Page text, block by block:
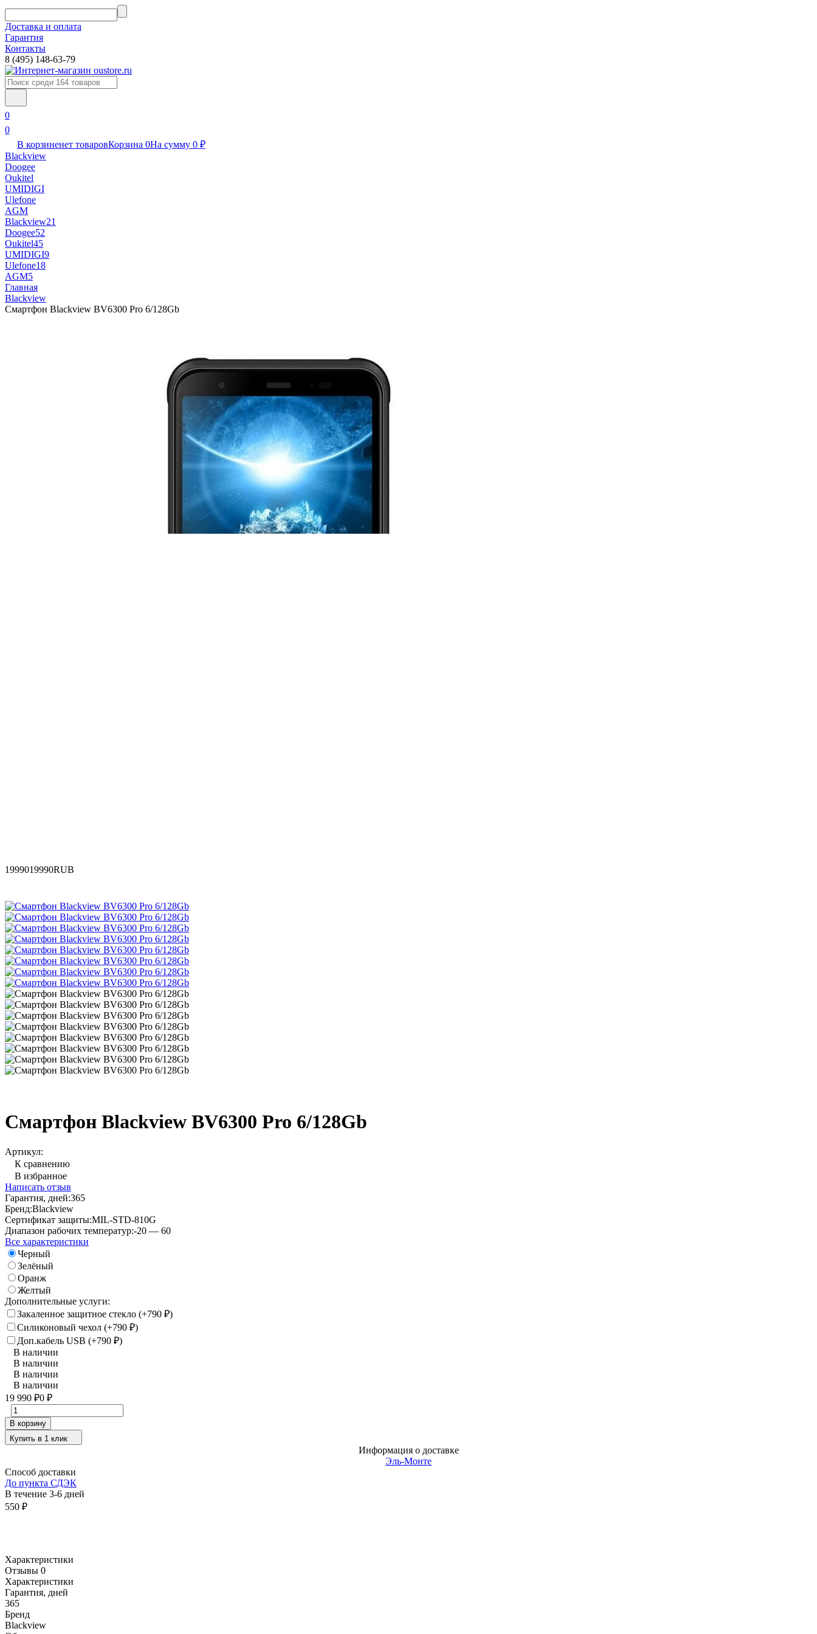
Доставка и оплата
Гарантия
Контакты​
8 (495) 148-63-79
0
0
В корзиненет товаровКорзина 0На сумму 0 ₽
Blackview
Doogee
Oukitel
UMIDIGI
Ulefone
AGM
Blackview21
Doogee52
Oukitel45
UMIDIGI9
Ulefone18
AGM5
Главная
Blackview
Смартфон Blackview BV6300 Pro 6/128Gb
1999019990RUB
Смартфон Blackview BV6300 Pro 6/128Gb
Артикул:
К сравнению
В избранное
Написать отзыв
Гарантия, дней:365
Бренд:Blackview
Сертификат защиты:MIL-STD-810G
Диапазон рабочих температур:-20 — 60
Все характеристики
Черный
Зелёный
Оранж
Желтый
Дополнительные услуги:
Закаленное защитное стекло (+790 ₽)
Силиконовый чехол (+790 ₽)
Доп.кабель USB (+790 ₽)
В наличии
В наличии
В наличии
В наличии
19 990 ₽0 ₽
В корзину
Купить в 1 клик
Информация о доставке
Эль-Монте
Способ доставки
До пункта СДЭК
В течение 3-6 дней
550 ₽
Характеристики
Отзывы 0
Характеристики
Гарантия, дней
365
Бренд
Blackview